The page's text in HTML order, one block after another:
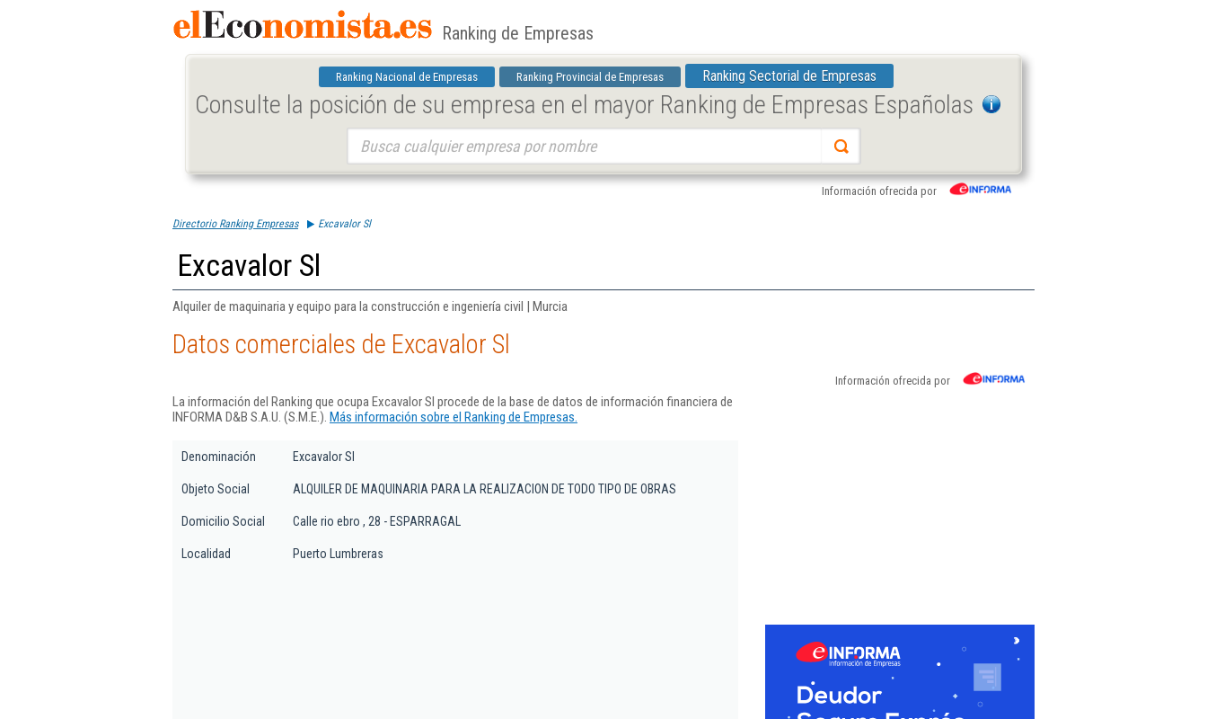
Ranking de Empresas
Ranking Nacional de Empresas Ranking Provincial de Empresas Ranking Sectorial de Empresas
Consulte la posición de su empresa en el mayor Ranking de Empresas Españolas
Información ofrecida por
Directorio Ranking Empresas Excavalor Sl
Excavalor Sl
Alquiler de maquinaria y equipo para la construcción e ingeniería civil | Murcia
Datos comerciales de Excavalor Sl
Información ofrecida por
La información del Ranking que ocupa Excavalor Sl procede de la base de datos de información financiera de
INFORMA D&B S.A.U. (S.M.E.). Más información sobre el Ranking de Empresas.
Denominación Excavalor Sl
Objeto Social ALQUILER DE MAQUINARIA PARA LA REALIZACION DE TODO TIPO DE OBRAS
Domicilio Social Calle rio ebro , 28 - ESPARRAGAL
Localidad Puerto Lumbreras